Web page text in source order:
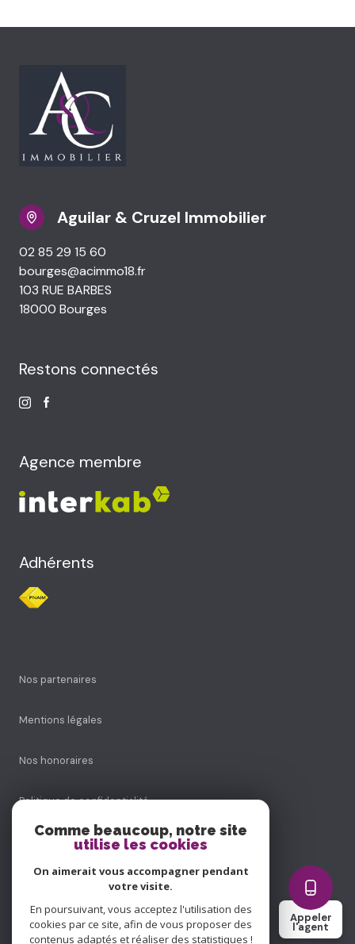
Appeler
l'agent
Aguilar & Cruzel Immobilier
02 85 29 15 60
bourges@acimmo18.fr
103 RUE BARBES
18000 Bourges
Restons connectés
Agence membre
Adhérents
Nos partenaires
Mentions légales
Nos honoraires
Politique de confidentialité
Cookies
Comme beaucoup, notre site
utilise les cookies
On aimerait vous accompagner pendant
votre visite.
En poursuivant, vous acceptez l'utilisation des
cookies par ce site, afin de vous proposer des
contenus adaptés et réaliser des statistiques !